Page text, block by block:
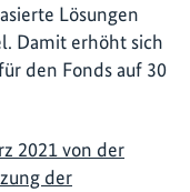
Lösungen
Damit erhöht sich
den Fonds auf 30
2021 von der
der